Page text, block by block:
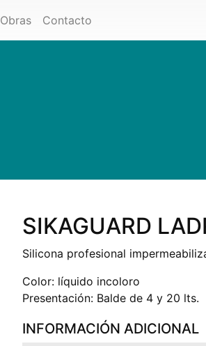
Obras Contacto
SIKAGUARD
Silicona profesional
Color: líquido incoloro
Presentación: Balde de 4 y 20 lts.
INFORMACIÓN ADICIONAL